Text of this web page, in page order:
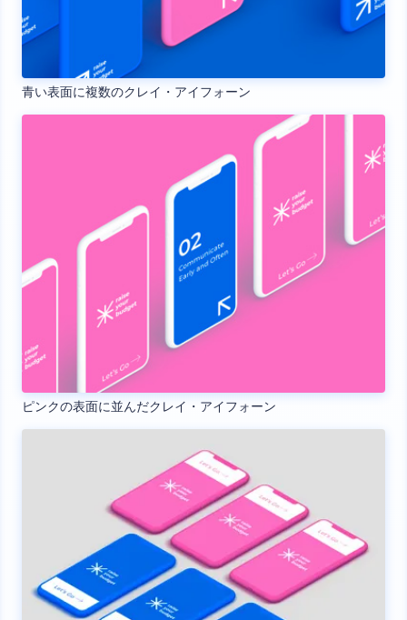
青い表面に複数のクレイ・アイフォーン
ピンクの表面に並んだクレイ・アイフォーン